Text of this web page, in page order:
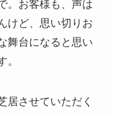
。お客様も、声は
けど、思い切りお
舞台になると思い
。
居させていただく